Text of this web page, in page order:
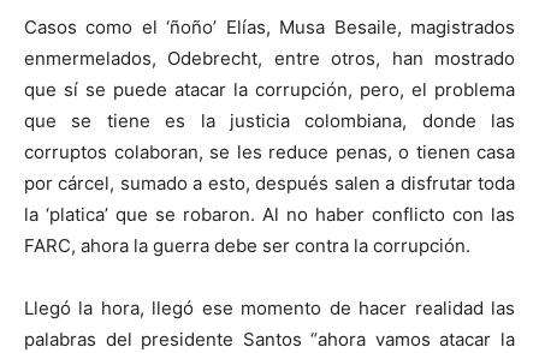
Casos como el ‘ñoño’ Elías, Musa Besaile, magistrados
enmermelados, Odebrecht, entre otros, han mostrado
que sí se puede atacar la corrupción, pero, el problema
que se tiene es la justicia colombiana, donde las
corruptos colaboran, se les reduce penas, o tienen casa
por cárcel, sumado a esto, después salen a disfrutar toda
la ‘platica’ que se robaron. Al no haber conflicto con las
FARC, ahora la guerra debe ser contra la corrupción.
Llegó la hora, llegó ese momento de hacer realidad las
palabras del presidente Santos “ahora vamos atacar la